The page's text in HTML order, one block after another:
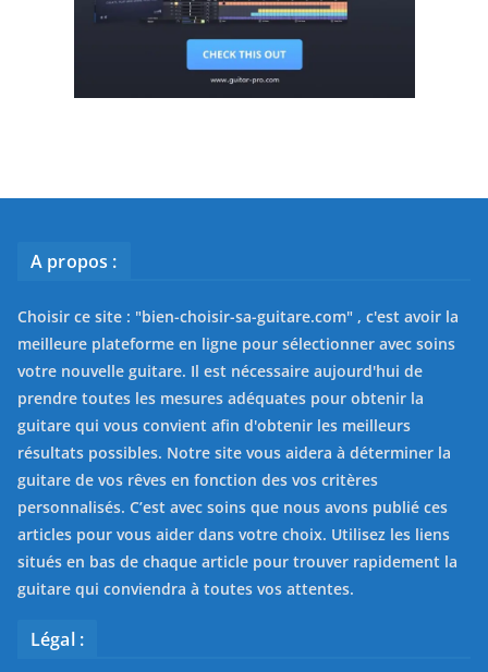
A propos :
Choisir ce site : "bien-choisir-sa-guitare.com" , c'est avoir la
meilleure plateforme en ligne pour sélectionner avec soins
votre nouvelle guitare. Il est nécessaire aujourd'hui de
prendre toutes les mesures adéquates pour obtenir la
guitare qui vous convient afin d'obtenir les meilleurs
résultats possibles. Notre site vous aidera à déterminer la
guitare de vos rêves en fonction des vos critères
personnalisés. C’est avec soins que nous avons publié ces
articles pour vous aider dans votre choix. Utilisez les liens
situés en bas de chaque article pour trouver rapidement la
guitare qui conviendra à toutes vos attentes.
Légal :